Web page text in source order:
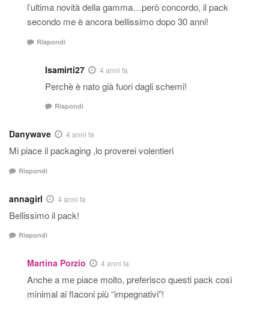
l’ultima novità della gamma…però concordo, il pack
secondo me è ancora bellissimo dopo 30 anni!
Rispondi
Isamirti27 4 anni fa
Perchè è nato già fuori dagli schemi!
Rispondi
Danywave 4 anni fa
Mi piace il packaging ,lo proverei volentieri
Rispondi
annagirl 4 anni fa
Bellissimo il pack!
Rispondi
Martina Porzio 4 anni fa
Anche a me piace molto, preferisco questi pack così
minimal ai flaconi più “impegnativi”!